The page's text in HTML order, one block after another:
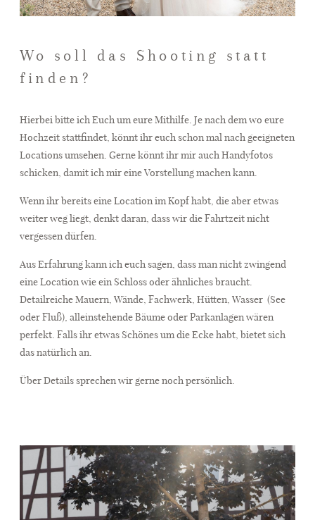
Wo soll das Shooting statt
finden?
Hierbei bitte ich Euch um eure Mithilfe. Je nach dem wo eure
Hochzeit stattfindet, könnt ihr euch schon mal nach geeigneten
Locations umsehen. Gerne könnt ihr mir auch Handyfotos
schicken, damit ich mir eine Vorstellung machen kann.
Wenn ihr bereits eine Location im Kopf habt, die aber etwas
weiter weg liegt, denkt daran, dass wir die Fahrtzeit nicht
vergessen dürfen.
Aus Erfahrung kann ich euch sagen, dass man nicht zwingend
eine Location wie ein Schloss oder ähnliches braucht.
Detailreiche Mauern, Wände, Fachwerk, Hütten, Wasser (See
oder Fluß), alleinstehende Bäume oder Parkanlagen wären
perfekt. Falls ihr etwas Schönes um die Ecke habt, bietet sich
das natürlich an.
Über Details sprechen wir gerne noch persönlich.